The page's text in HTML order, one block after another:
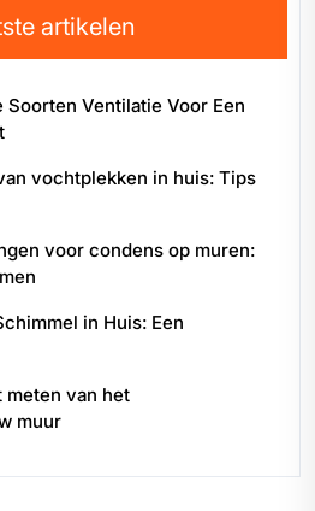
artikelen
Soorten Ventilatie Voor Een
vochtplekken in huis: Tips
voor condens op muren:
in Huis: Een
meten van het
muur